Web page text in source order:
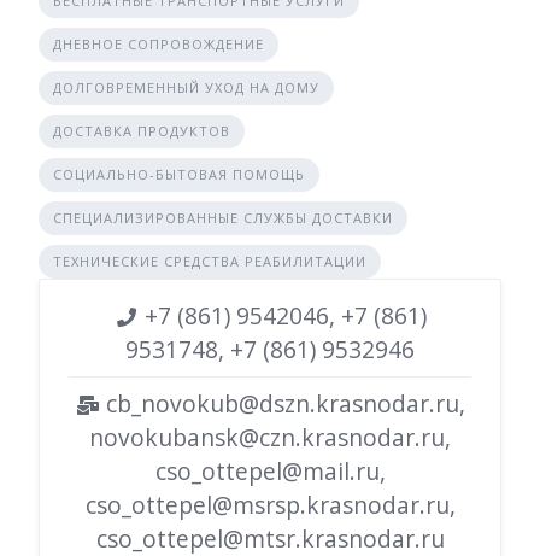
ДНЕВНОЕ СОПРОВОЖДЕНИЕ
ДОЛГОВРЕМЕННЫЙ УХОД НА ДОМУ
ДОСТАВКА ПРОДУКТОВ
СОЦИАЛЬНО-БЫТОВАЯ ПОМОЩЬ
СПЕЦИАЛИЗИРОВАННЫЕ СЛУЖБЫ ДОСТАВКИ
ТЕХНИЧЕСКИЕ СРЕДСТВА РЕАБИЛИТАЦИИ
+7 (861) 9542046, +7 (861)
9531748, +7 (861) 9532946
cb_novokub@dszn.krasnodar.ru,
novokubansk@czn.krasnodar.ru,
cso_ottepel@mail.ru,
cso_ottepel@msrsp.krasnodar.ru,
cso_ottepel@mtsr.krasnodar.ru